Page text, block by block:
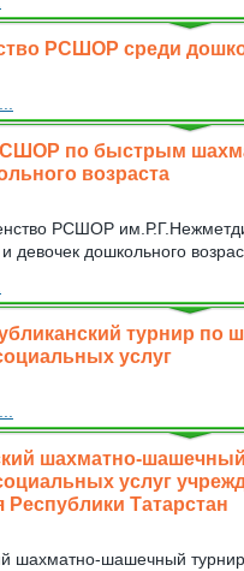
РСШОР среди
по быстрым
возраста
РСШОР
девочек дошкольного
турнир по
услуг
шахматно-
услуг
Татарстан
шахматно-шашечный